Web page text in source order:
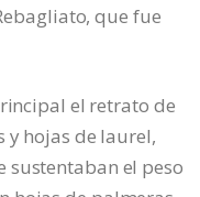
que fue
el retrato de
y hojas de laurel,
sustentaban el peso